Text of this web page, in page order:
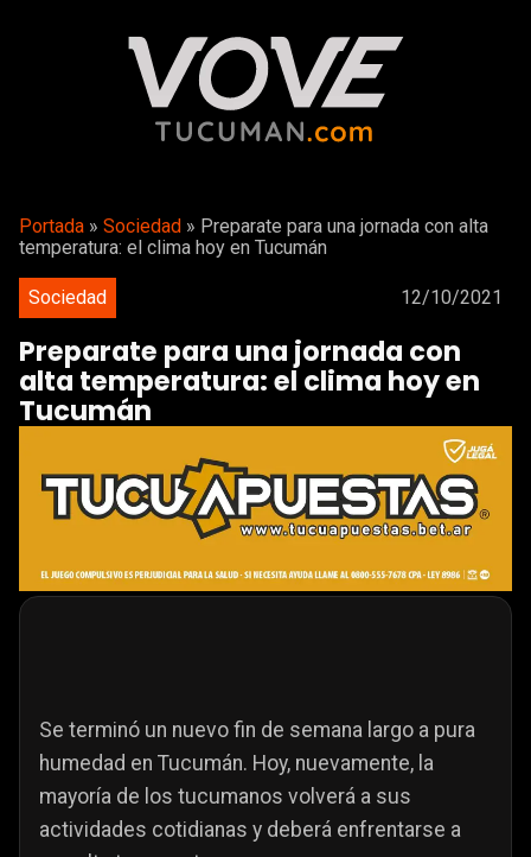
Portada » Sociedad » Preparate para una jornada con alta
temperatura: el clima hoy en Tucumán
Sociedad 12/10/2021
Preparate para una jornada con
alta temperatura: el clima hoy en
Tucumán
Se terminó un nuevo fin de semana largo a pura
humedad en Tucumán. Hoy, nuevamente, la
mayoría de los tucumanos volverá a sus
actividades cotidianas y deberá enfrentarse a